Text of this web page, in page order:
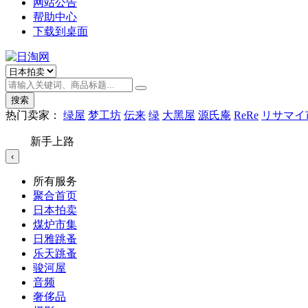
网站公告
帮助中心
下载到桌面
搜索
热门卖家： 绿屋 梦工坊 伝来 绿 大黑屋 源氏庵 ReRe リサマ
新手上路
‹
所有服务
聚合首页
日本拍卖
煤炉市集
日雅跳蚤
乐天跳蚤
骏河屋
音频
奢侈品